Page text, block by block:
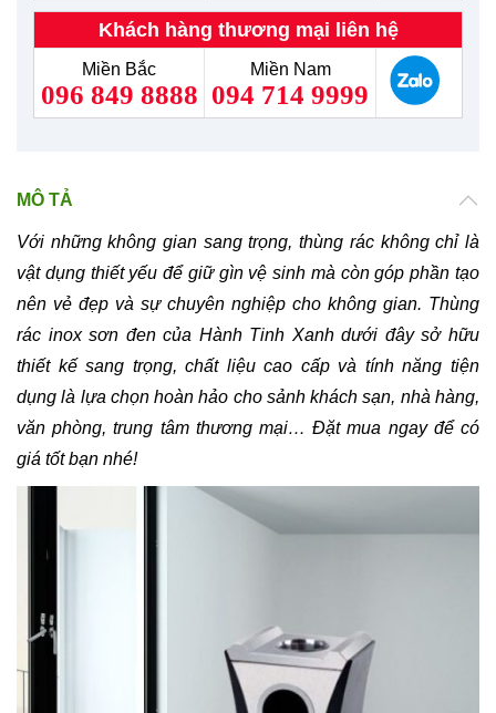
Khách hàng thương mại liên hệ
Miền Bắc
096 849 8888
Miền Nam
094 714 9999
MÔ TẢ
Với những không gian sang trọng, thùng rác không chỉ là
vật dụng thiết yếu để giữ gìn vệ sinh mà còn góp phần tạo
nên vẻ đẹp và sự chuyên nghiệp cho không gian. Thùng
rác inox sơn đen của Hành Tinh Xanh dưới đây sở hữu
thiết kế sang trọng, chất liệu cao cấp và tính năng tiện
dụng là lựa chọn hoàn hảo cho sảnh khách sạn, nhà hàng,
văn phòng, trung tâm thương mại… Đặt mua ngay để có
giá tốt bạn nhé!